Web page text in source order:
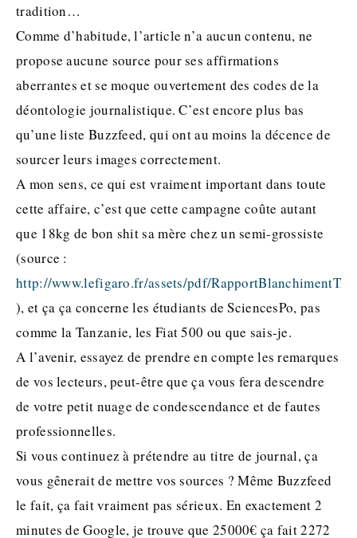
tradition…
Comme d’habitude, l’article n’a aucun contenu, ne
propose aucune source pour ses affirmations
aberrantes et se moque ouvertement des codes de la
déontologie journalistique. C’est encore plus bas
qu’une liste Buzzfeed, qui ont au moins la décence de
sourcer leurs images correctement.
A mon sens, ce qui est vraiment important dans toute
cette affaire, c’est que cette campagne coûte autant
que 18kg de bon shit sa mère chez un semi-grossiste
(source :
http://www.lefigaro.fr/assets/pdf/
), et ça ça concerne les étudiants de SciencesPo, pas
comme la Tanzanie, les Fiat 500 ou que sais-je.
A l’avenir, essayez de prendre en compte les remarques
de vos lecteurs, peut-être que ça vous fera descendre
de votre petit nuage de condescendance et de fautes
professionnelles.
Si vous continuez à prétendre au titre de journal, ça
vous gênerait de mettre vos sources ? Même Buzzfeed
le fait, ça fait vraiment pas sérieux. En exactement 2
minutes de Google, je trouve que 25000€ ça fait 2272